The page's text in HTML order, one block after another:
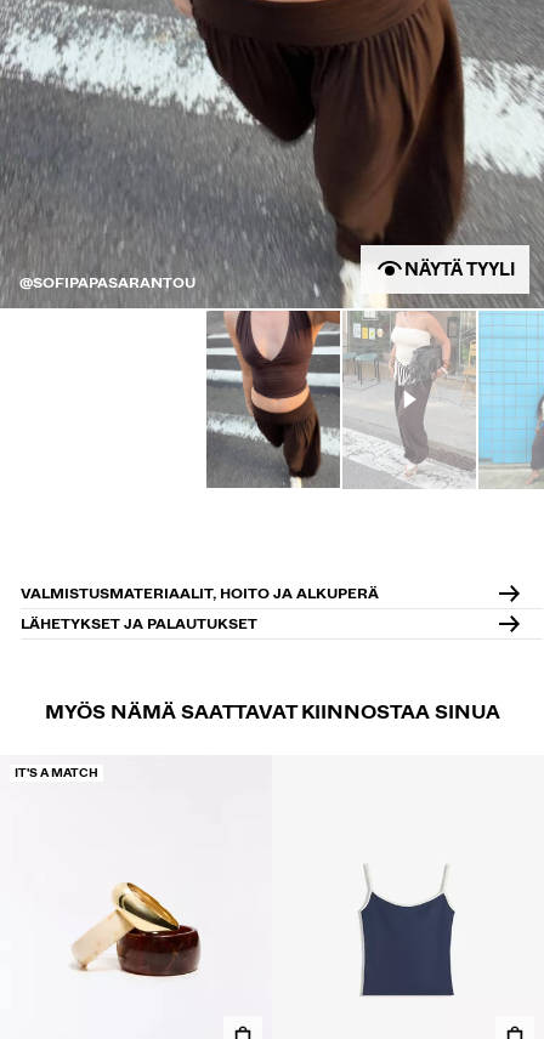
@SOFIPAPASARANTOU
NÄYTÄ TYYLI
VALMISTUSMATERIAALIT, HOITO JA ALKUPERÄ
LÄHETYKSET JA PALAUTUKSET
MYÖS NÄMÄ SAATTAVAT KIINNOSTAA SINUA
IT'S A MATCH